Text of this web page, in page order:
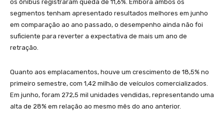
os ônibus registraram queda de 11,6%. Embora ambos os
segmentos tenham apresentado resultados melhores em junho
em comparação ao ano passado, o desempenho ainda não foi
suficiente para reverter a expectativa de mais um ano de
retração.
Quanto aos emplacamentos, houve um crescimento de 18,5% no
primeiro semestre, com 1,42 milhão de veículos comercializados.
Em junho, foram 272,5 mil unidades vendidas, representando uma
alta de 28% em relação ao mesmo mês do ano anterior.